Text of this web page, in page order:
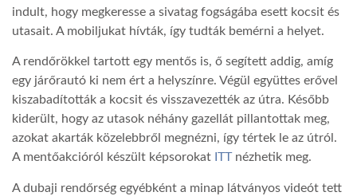
A NAP SZÉPE
LINKTR.EE
indult, hogy megkeresse a sivatag fogságába esett kocsit és
utasait. A mobiljukat hívták, így tudták bemérni a helyet.
A rendőrökkel tartott egy mentős is, ő segített addig, amíg
egy járőrautó ki nem ért a helyszínre. Végül együttes erővel
kiszabadították a kocsit és visszavezették az útra. Később
kiderült, hogy az utasok néhány gazellát pillantottak meg,
azokat akarták közelebbről megnézni, így tértek le az útról.
A mentőakcióról készült képsorokat ITT nézhetik meg.
A dubaji rendőrség egyébként a minap látványos videót tett